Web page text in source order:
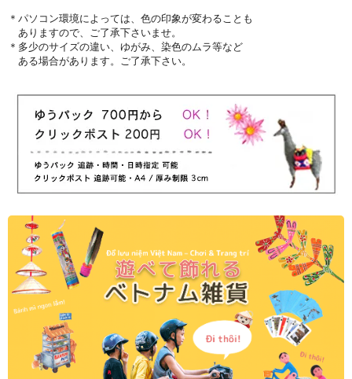
＊パソコン環境によっては、色の印象が変わることも
ありますので、ご了承下さいませ。
＊多少のサイズの違い、ゆがみ、染色のムラ等など
ある場合があります。ご了承下さい。